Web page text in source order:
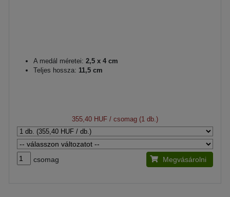
A medál méretei: 2,5 x 4 cm
Teljes hossza: 11,5 cm
355,40 HUF / csomag (1 db.)
csomag Megvásárolni